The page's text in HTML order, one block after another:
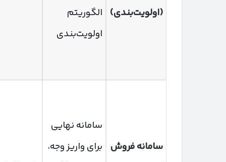
(اولویت‌بندی) الگوریتم
اولویت‌بندی
سامانه فروش
سامانه نهایی
برای واریز وجه،